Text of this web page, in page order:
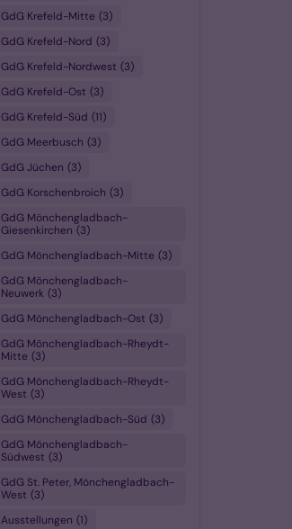
GdG Krefeld-Mitte 3
GdG Krefeld-Nord 3
GdG Krefeld-Nordwest 3
GdG Krefeld-Ost 3
GdG Krefeld-Süd 11
GdG Meerbusch 3
GdG Jüchen 3
GdG Korschenbroich 3
GdG Mönchengladbach-
Giesenkirchen 3
GdG Mönchengladbach-Mitte 3
GdG Mönchengladbach-
Neuwerk 3
GdG Mönchengladbach-Ost 3
GdG Mönchengladbach-Rheydt-
Mitte 3
GdG Mönchengladbach-Rheydt-
West 3
GdG Mönchengladbach-Süd 3
GdG Mönchengladbach-
Südwest 3
GdG St. Peter, Mönchengladbach-
West 3
Ausstellungen 1